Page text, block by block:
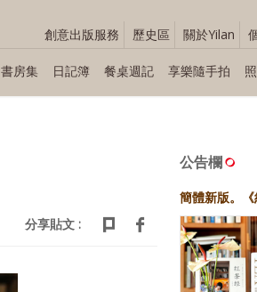
創意出版服務 歷史區 關於Yilan
書房集 日記簿 餐桌週記 享樂隨手拍
分享貼文 :
公告欄
簡體新版。《